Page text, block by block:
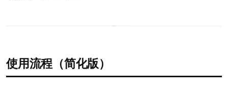
使用流程（简化版）